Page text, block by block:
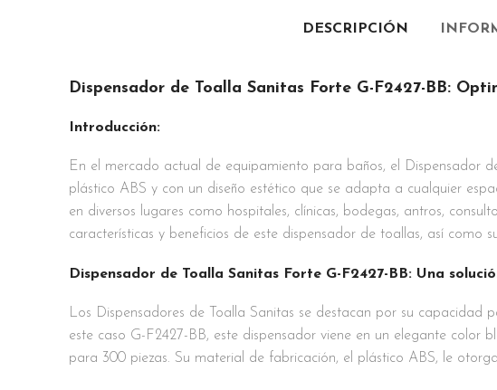
DESCRIPCIÓN
Dispensador de Toalla Sanitas Forte G-F2427-BB:
Introducción:
En el mercado actual de equipamiento para baños, el Dispensador
plástico ABS y con un diseño estético que se adapta a cualquier
en diversos lugares como hospitales, clínicas, bodegas, antros,
características y beneficios de este dispensador de toallas, así como
Dispensador de Toalla Sanitas Forte G-F2427-BB: Una
Los Dispensadores de Toalla Sanitas se destacan por su
este caso G-F2427-BB, este dispensador viene en un elegante color
para 300 piezas. Su material de fabricación, el plástico ABS, le